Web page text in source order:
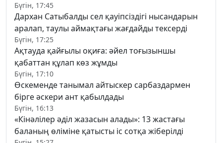
Бүгін, 17:45
Дархан Сатыбалды сел қауіпсіздігі нысандарын
аралап, таулы аймақтағы жағдайды тексерді
Бүгін, 17:25
Ақтауда қайғылы оқиға: әйел тоғызыншы
қабаттан құлап көз жұмды
Бүгін, 17:10
Өскеменде танымал айтыскер сарбаздармен
бірге әскери ант қабылдады
Бүгін, 16:13
«Кінәлілер әділ жазасын алады»: 13 жастағы
баланың өліміне қатысты іс сотқа жіберілді